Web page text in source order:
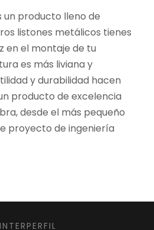
un producto lleno de
listones metálicos tienes
en el montaje de tu
es más liviana y
y durabilidad hacen
producto de excelencia
desde el más pequeño
proyecto de ingeniería